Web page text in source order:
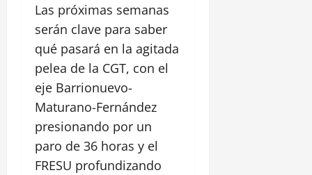
Las próximas semanas
serán clave para saber
qué pasará en la agitada
pelea de la CGT, con el
eje Barrionuevo-
Maturano-Fernández
presionando por un
paro de 36 horas y el
FRESU profundizando